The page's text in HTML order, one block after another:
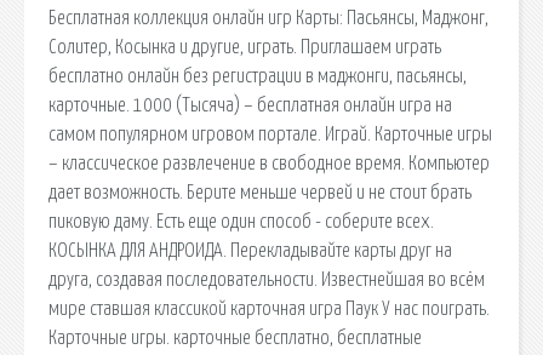
Бесплатная коллекция онлайн игр Карты: Пасьянсы, Маджонг,
Солитер, Косынка и другие, играть. Приглашаем играть
бесплатно онлайн без регистрации в маджонги, пасьянсы,
карточные. 1000 (Тысяча) – бесплатная онлайн игра на
самом популярном игровом портале. Играй. Карточные игры
– классическое развлечение в свободное время. Компьютер
дает возможность. Берите меньше червей и не стоит брать
пиковую даму. Есть еще один способ - соберите всех.
КОСЫНКА ДЛЯ АНДРОИДА. Перекладывайте карты друг на
друга, создавая последовательности. Известнейшая во всём
мире ставшая классикой карточная игра Паук У нас поиграть.
Карточные игры. карточные бесплатно, бесплатные